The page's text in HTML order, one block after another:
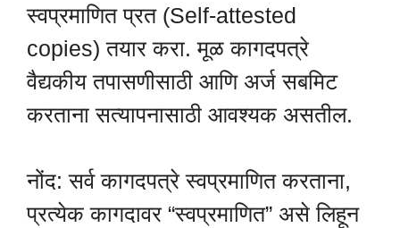
स्वप्रमाणित प्रत (Self-attested
copies) तयार करा. मूळ कागदपत्रे
वैद्यकीय तपासणीसाठी आणि अर्ज सबमिट
करताना सत्यापनासाठी आवश्यक असतील.
नोंद: सर्व कागदपत्रे स्वप्रमाणित करताना,
प्रत्येक कागदावर “स्वप्रमाणित” असे लिहून